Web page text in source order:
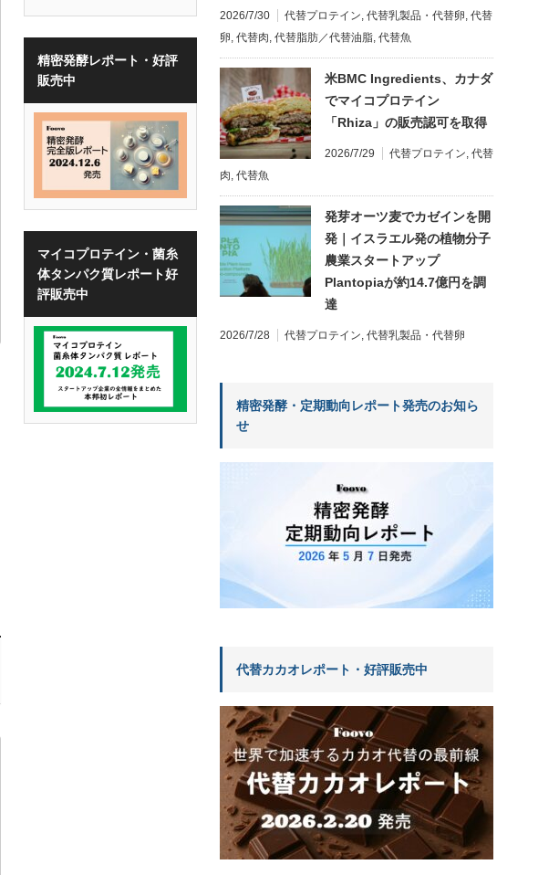
精密発酵レポート・好評
販売中
マイコプロテイン・菌糸
体タンパク質レポート好
評販売中
2026/7/30 代替プロテイン 代替乳製品・代替卵 代替
卵 代替肉 代替脂肪／代替油脂 代替魚
米BMC Ingredients、カナダ
でマイコプロテイン
「Rhiza」の販売認可を取得
2026/7/29 代替プロテイン 代替
肉 代替魚
発芽オーツ麦でカゼインを開
発｜イスラエル発の植物分子
農業スタートアップ
Plantopiaが約14.7億円を調
達
2026/7/28 代替プロテイン 代替乳製品・代替卵
精密発酵・定期動向レポート発売のお知ら
せ
代替カカオレポート・好評販売中